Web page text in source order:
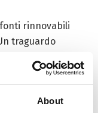
About
fonti rinnovabili
traguardo
e assistere